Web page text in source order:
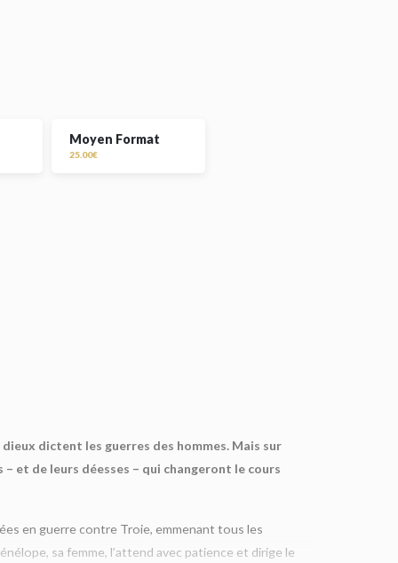
Moyen Format
25.00€
dictent les guerres des hommes. Mais sur
– et de leurs déesses – qui changeront le cours
en guerre contre Troie, emmenant tous les
sa femme, l’attend avec patience et dirige le